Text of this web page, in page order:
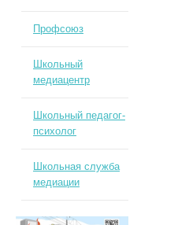
Профсоюз
Школьный
медиацентр
Школьный педагог-
психолог
Школьная служба
медиации